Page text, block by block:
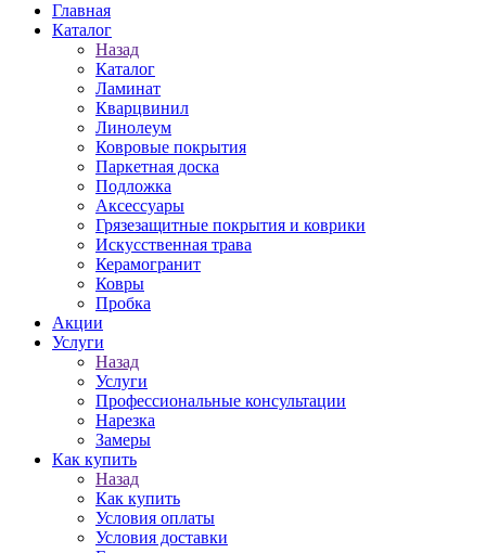
Главная
Каталог
Назад
Каталог
Ламинат
Кварцвинил
Линолеум
Ковровые покрытия
Паркетная доска
Подложка
Аксессуары
Грязезащитные покрытия и коврики
Искусственная трава
Керамогранит
Ковры
Пробка
Акции
Услуги
Назад
Услуги
Профессиональные консультации
Нарезка
Замеры
Как купить
Назад
Как купить
Условия оплаты
Условия доставки